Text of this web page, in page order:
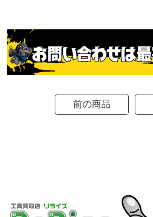
前の商品